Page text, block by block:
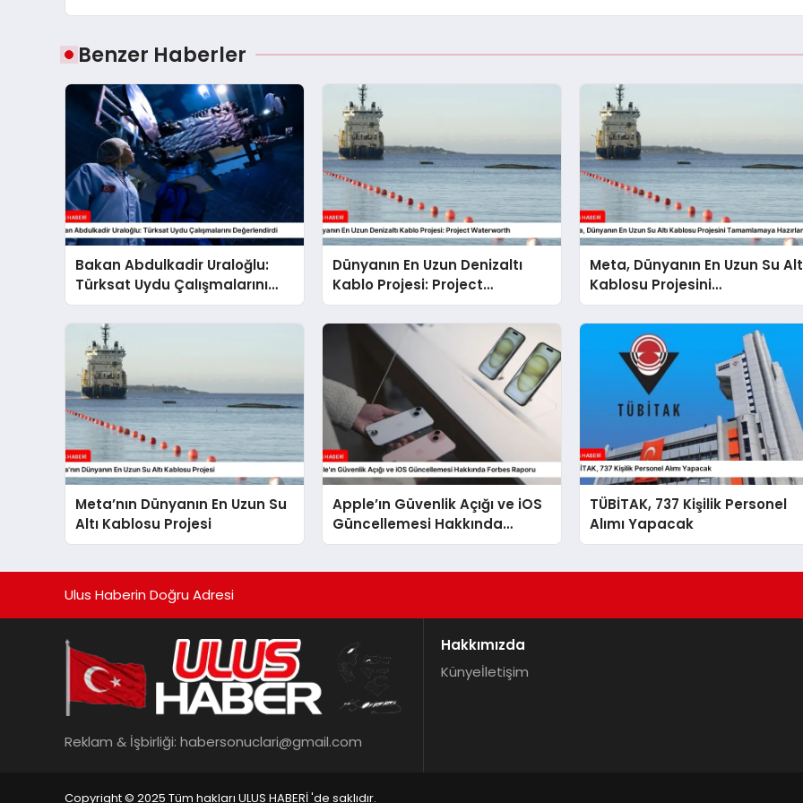
Benzer Haberler
Bakan Abdulkadir Uraloğlu:
Türksat Uydu Çalışmalarını
Değerlendirdi
Dünyanın En Uzun Denizaltı
Kablo Projesi: Project
Waterworth
Meta, Dünyanın En Uzun Su
Kablosu Projesini
Tamamlamaya Hazırlanıyor
Meta’nın Dünyanın En Uzun Su
Altı Kablosu Projesi
Apple’ın Güvenlik Açığı ve iOS
Güncellemesi Hakkında
Forbes Raporu
TÜBİTAK, 737 Kişilik Personel
Alımı Yapacak
Ulus Haberin Doğru Adresi
Reklam & İşbirliği: habersonuclari@gmail.com
Hakkımızda
Künyeİletişim
Copyright © 2025 Tüm hakları ULUS HABERİ 'de saklıdır.